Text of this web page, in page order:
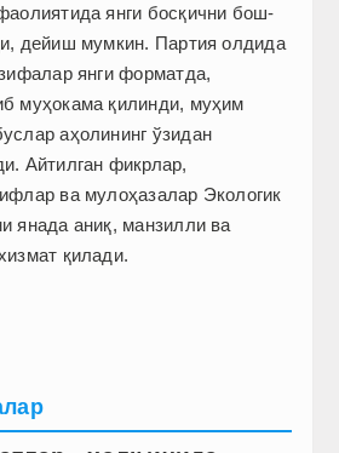
янги босқични бош­
дейиш мумкин. Партия олдида
янги форматда,
муҳокама қилинди, муҳим
аҳолининг ўзидан
Айтилган фикрлар,
ва мулоҳазалар Экологик
янада аниқ, манзилли ва
қилади.